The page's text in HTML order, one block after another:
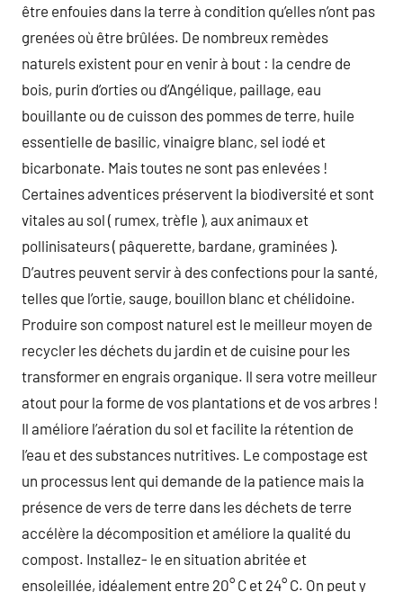
être enfouies dans la terre à condition qu’elles n’ont pas
grenées où être brûlées. De nombreux remèdes
naturels existent pour en venir à bout : la cendre de
bois, purin d’orties ou d’Angélique, paillage, eau
bouillante ou de cuisson des pommes de terre, huile
essentielle de basilic, vinaigre blanc, sel iodé et
bicarbonate. Mais toutes ne sont pas enlevées !
Certaines adventices préservent la biodiversité et sont
vitales au sol ( rumex, trèfle ), aux animaux et
pollinisateurs ( pâquerette, bardane, graminées ).
D’autres peuvent servir à des confections pour la santé,
telles que l’ortie, sauge, bouillon blanc et chélidoine.
Produire son compost naturel est le meilleur moyen de
recycler les déchets du jardin et de cuisine pour les
transformer en engrais organique. Il sera votre meilleur
atout pour la forme de vos plantations et de vos arbres !
Il améliore l’aération du sol et facilite la rétention de
l’eau et des substances nutritives. Le compostage est
un processus lent qui demande de la patience mais la
présence de vers de terre dans les déchets de terre
accélère la décomposition et améliore la qualité du
compost. Installez- le en situation abritée et
ensoleillée, idéalement entre 20° C et 24° C. On peut y